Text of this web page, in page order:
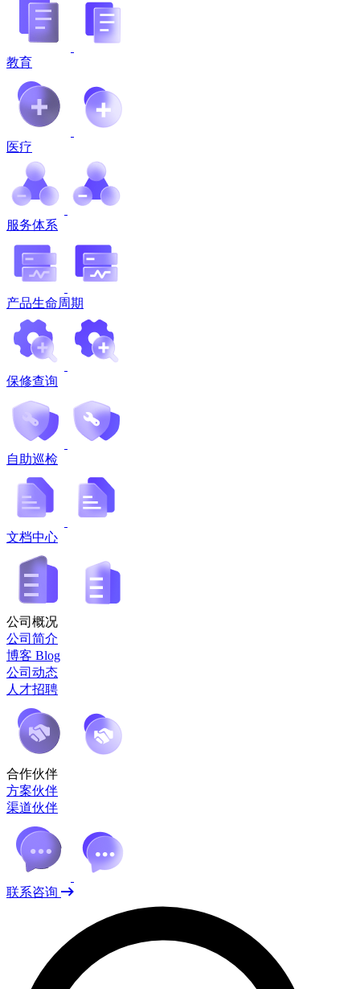
教育
医疗
服务体系
产品生命周期
保修查询
自助巡检
文档中心
公司概况
公司简介
博客 Blog
公司动态
人才招聘
合作伙伴
方案伙伴
渠道伙伴
联系咨询